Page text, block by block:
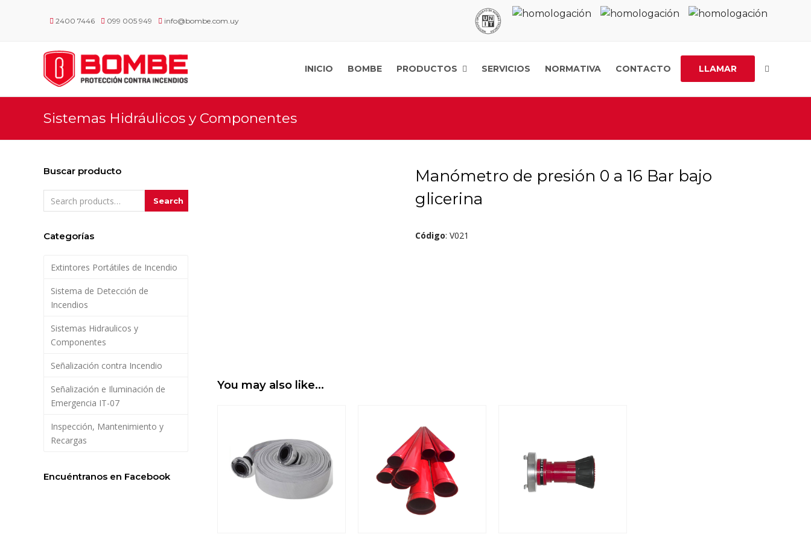
2400 7446 099 005 949 info@bombe.com.uy
INICIO BOMBE PRODUCTOS SERVICIOS NORMATIVA CONTACTO LLAMAR
Sistemas Hidráulicos y Componentes
Manómetro de presión 0 a 16 Bar bajo
glicerina
Código: V021
You may also like…
Buscar producto
Search
Categorías
Extintores Portátiles de Incendio
Sistema de Detección de
Incendios
Sistemas Hidraulicos y
Componentes
Señalización contra Incendio
Señalización e Iluminación de
Emergencia IT-07
Inspección, Mantenimiento y
Recargas
Encuéntranos en Facebook